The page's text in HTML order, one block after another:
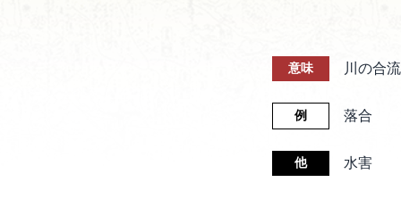
意味 川の合
例 落合
他 水害